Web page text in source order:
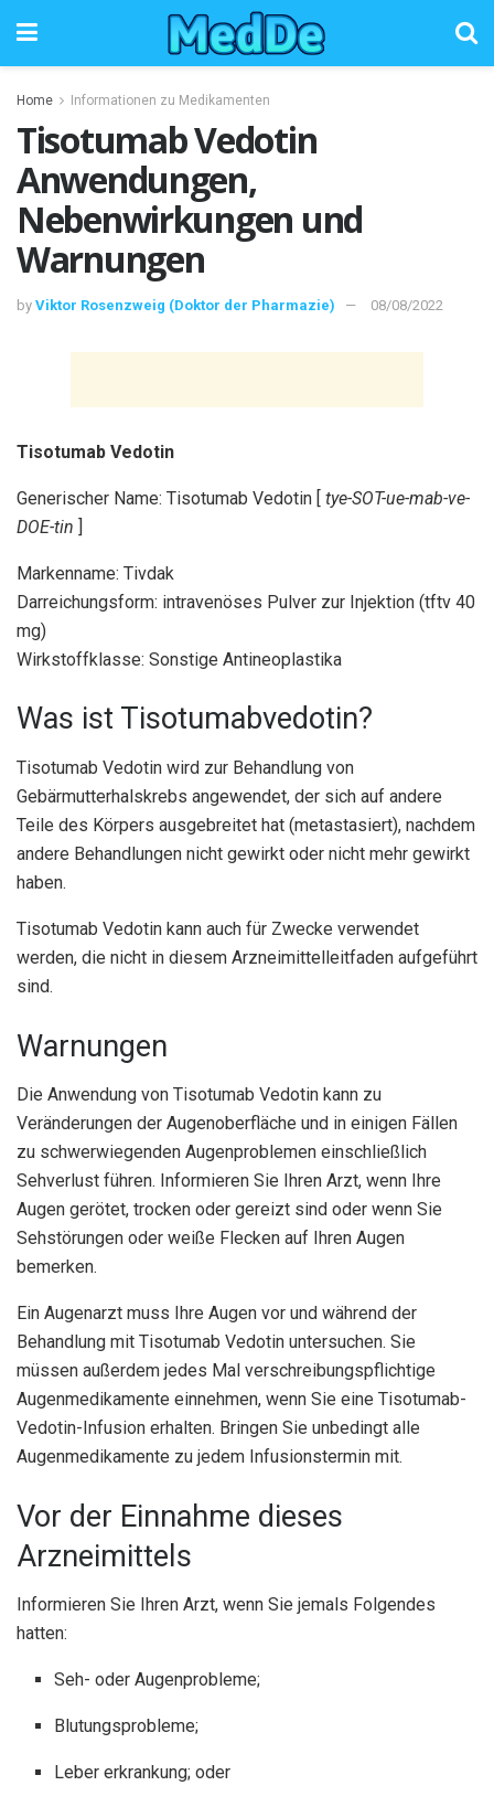
Home Informationen zu Medikamenten
Tisotumab Vedotin
Anwendungen,
Nebenwirkungen und
Warnungen
by Viktor Rosenzweig (Doktor der Pharmazie) 08/08/2022
Tisotumab Vedotin
Generischer Name: Tisotumab Vedotin [ tye-SOT-ue-mab-ve-
DOE-tin ]
Markenname: Tivdak
Darreichungsform: intravenöses Pulver zur Injektion (tftv 40
mg)
Wirkstoffklasse: Sonstige Antineoplastika
Was ist Tisotumabvedotin?
Tisotumab Vedotin wird zur Behandlung von
Gebärmutterhalskrebs angewendet, der sich auf andere
Teile des Körpers ausgebreitet hat (metastasiert), nachdem
andere Behandlungen nicht gewirkt oder nicht mehr gewirkt
haben.
Tisotumab Vedotin kann auch für Zwecke verwendet
werden, die nicht in diesem Arzneimittelleitfaden aufgeführt
sind.
Warnungen
Die Anwendung von Tisotumab Vedotin kann zu
Veränderungen der Augenoberfläche und in einigen Fällen
zu schwerwiegenden Augenproblemen einschließlich
Sehverlust führen. Informieren Sie Ihren Arzt, wenn Ihre
Augen gerötet, trocken oder gereizt sind oder wenn Sie
Sehstörungen oder weiße Flecken auf Ihren Augen
bemerken.
Ein Augenarzt muss Ihre Augen vor und während der
Behandlung mit Tisotumab Vedotin untersuchen. Sie
müssen außerdem jedes Mal verschreibungspflichtige
Augenmedikamente einnehmen, wenn Sie eine Tisotumab-
Vedotin-Infusion erhalten. Bringen Sie unbedingt alle
Augenmedikamente zu jedem Infusionstermin mit.
Vor der Einnahme dieses
Arzneimittels
Informieren Sie Ihren Arzt, wenn Sie jemals Folgendes
hatten:
Seh- oder Augenprobleme;
Blutungsprobleme;
Leber erkrankung; oder